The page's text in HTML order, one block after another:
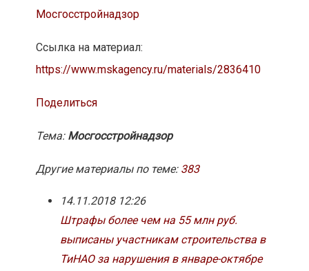
Мосгосстройнадзор
Ссылка на материал:
https://www.mskagency.ru/materials/2836410
Поделиться
Тема: Мосгосстройнадзор
Другие материалы по теме: 383
14.11.2018 12:26
Штрафы более чем на 55 млн руб.
выписаны участникам строительства в
ТиНАО за нарушения в январе-октябре